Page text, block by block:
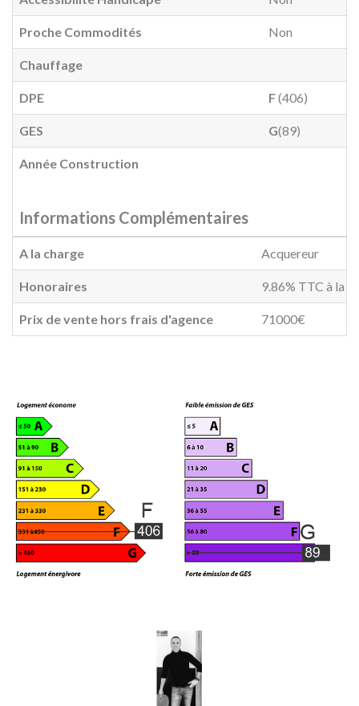
Proche Commodités Non
Chauffage
DPE F(406)
GES G(89)
Année Construction
Informations Complémentaires
A la charge Acquereur
Honoraires 9.86% TTC à la
Prix de vente hors frais d'agence 71000€